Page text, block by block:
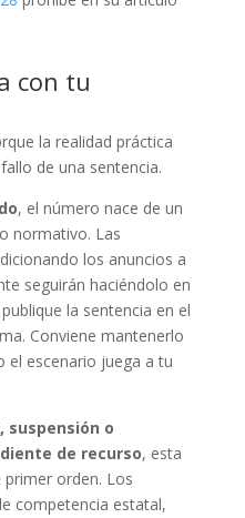
con tu
la realidad práctica
de una sentencia.
, el número nace de un
normativo. Las
los anuncios a
seguirán haciéndolo en
la sentencia en el
Conviene mantenerlo
el escenario juega a tu
suspensión o
de recurso, esta
primer orden. Los
competencia estatal,